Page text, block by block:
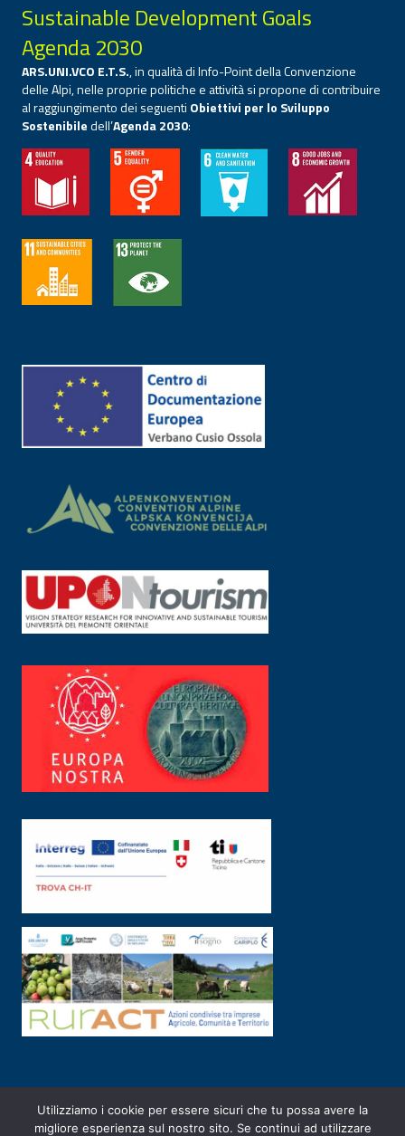
Sustainable Development Goals
Agenda 2030
ARS.UNI.VCO E.T.S., in qualità di Info-Point della Convenzione
delle Alpi, nelle proprie politiche e attività si propone di contribuire
al raggiungimento dei seguenti Obiettivi per lo Sviluppo
Sostenibiledell’Agenda 2030:
PRIVACY POLICY|2003-2026 ©ARSUNIVCO|Designed byE-SERV
Utilizziamo i cookie per essere sicuri che tu possa avere la
migliore esperienza sul nostro sito. Se continui ad utilizzare